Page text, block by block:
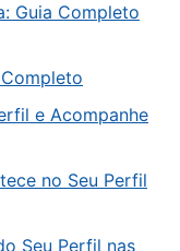
Guia Completo
e Acompanhe
no Seu Perfil
Seu Perfil nas